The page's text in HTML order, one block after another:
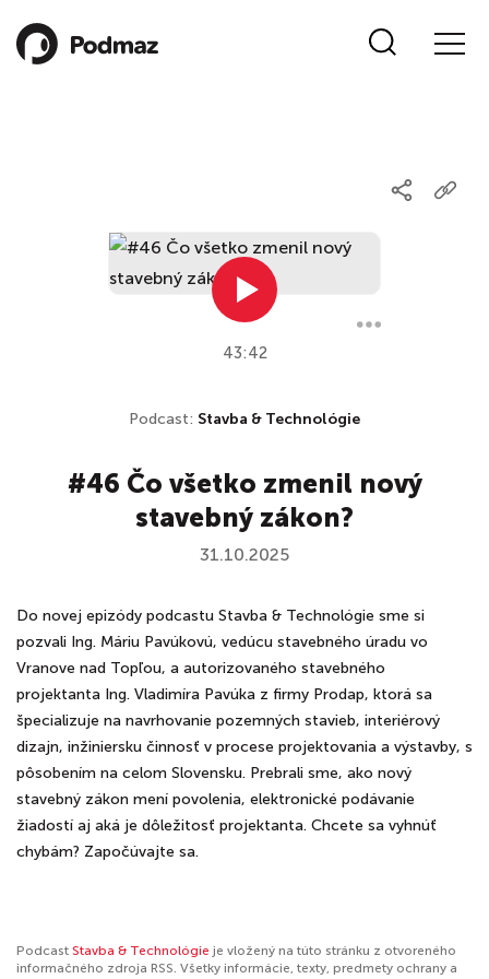
43:42
Podcast: Stavba & Technológie
#46 Čo všetko zmenil nový
stavebný zákon?
31.10.2025
Do novej epizódy podcastu Stavba & Technológie sme si
pozvali Ing. Máriu Pavúkovú, vedúcu stavebného úradu vo
Vranove nad Topľou, a autorizovaného stavebného
projektanta Ing. Vladimíra Pavúka z firmy Prodap, ktorá sa
špecializuje na navrhovanie pozemných stavieb, interiérový
dizajn, inžiniersku činnosť v procese projektovania a výstavby, s
pôsobením na celom Slovensku. Prebrali sme, ako nový
stavebný zákon mení povolenia, elektronické podávanie
žiadostí aj aká je dôležitosť projektanta. Chcete sa vyhnúť
chybám? Započúvajte sa.
Podcast Stavba & Technológie je vložený na túto stránku z otvoreného
informačného zdroja RSS. Všetky informácie, texty, predmety ochrany a